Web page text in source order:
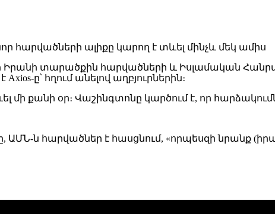
Իրանի տարածքին հարվածների և Իսլամական
ը՝ հղում անելով աղբյուրներին։
մի քանի օր։ Վաշինգտոնը կարծում է, որ
ԱՄՆ-ն հարվածներ է հասցնում, «որպեսզի նրանք